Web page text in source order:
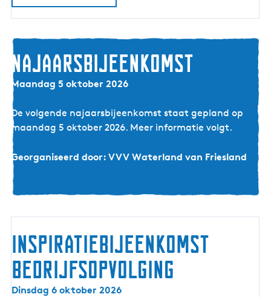
r
c
l
a
s
s
Najaarsbijeenkomst
Maandag 5 oktober 2026
De volgende najaarsbijeenkomst staat gepland op
maandag 5 oktober 2026. Meer informatie volgt.
Georganiseerd door: VVV Waterland van Friesland
Inspiratiebijeenkomst
Bedrijfsopvolging
IDinsdag 6 oktober 2026